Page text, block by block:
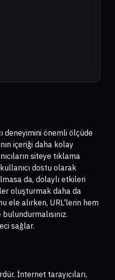
deneyimini önemli ölçüde
içeriği daha kolay
siteye tıklama
dostu olarak
da, dolaylı etkileri
oluşturmak daha da
ele alırken, URL'lerin hem
sağlar.
İnternet tarayıcıları,